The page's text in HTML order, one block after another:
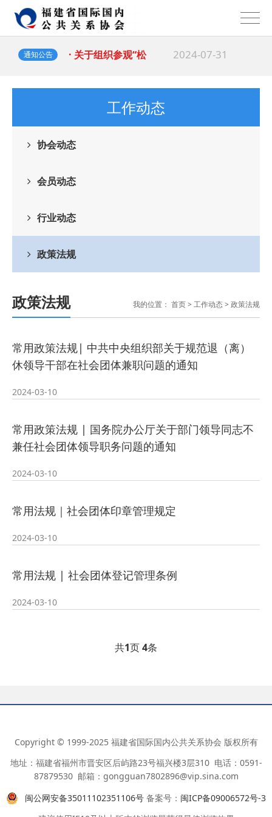
通知公告 · 关于组织参观“松 2024-07-31
· 关于收取2024 2024-05-23
工作动态
协会动态
会员动态
行业动态
政策法规
政策法规 我的位置： 首页> 工作动态> 政策法规
常用政策法规| 中共中央组织部关于规范退（离）
休领导干部在社会团体兼职问题的通知
2024-03-10
常用政策法规 | 国务院办公厅关于部门领导同志不
兼任社会团体领导职务问题的通知
2024-03-10
常用法规｜社会团体印章管理规定
2024-03-10
常用法规 | 社会团体登记管理条例
2024-03-10
共1页4条
Copyright © 1999-2025 福建省国际国内公共关系协会 版权所有
地址：福建省福州市晋安区后屿路23号福兴楼3层310 电话：0591-
87879530 邮箱：gongguan7802896@vip.sina.com
闽公网安备35011102351106号备案号： 闽ICP备09006572号-3